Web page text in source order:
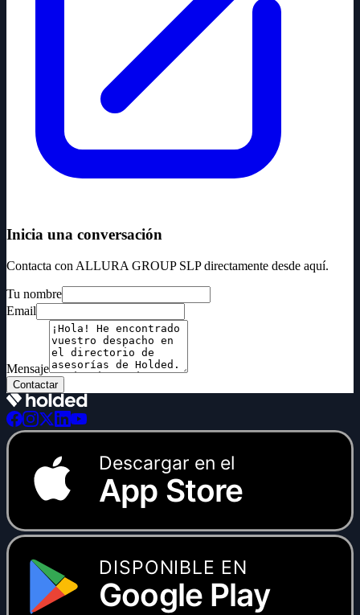
Inicia una conversación
Contacta con ALLURA GROUP SLP directamente desde aquí.
Tu nombre
Email
Mensaje
Contactar
Descargar en el
App Store
DISPONIBLE EN
Google Play